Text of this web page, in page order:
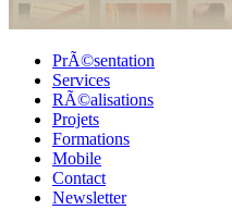
PrÃ©sentation
Services
RÃ©alisations
Projets
Formations
Mobile
Contact
Newsletter